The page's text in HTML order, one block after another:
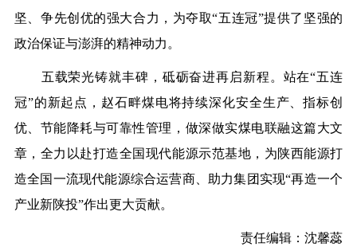
坚、争先创优的强大合力，为夺取“五连冠”提供了坚强的
政治保证与澎湃的精神动力。
五载荣光铸就丰碑，砥砺奋进再启新程。站在“五连
冠”的新起点，赵石畔煤电将持续深化安全生产、指标创
优、节能降耗与可靠性管理，做深做实煤电联融这篇大文
章，全力以赴打造全国现代能源示范基地，为陕西能源打
造全国一流现代能源综合运营商、助力集团实现“再造一个
产业新陕投”作出更大贡献。
责任编辑：沈馨蕊